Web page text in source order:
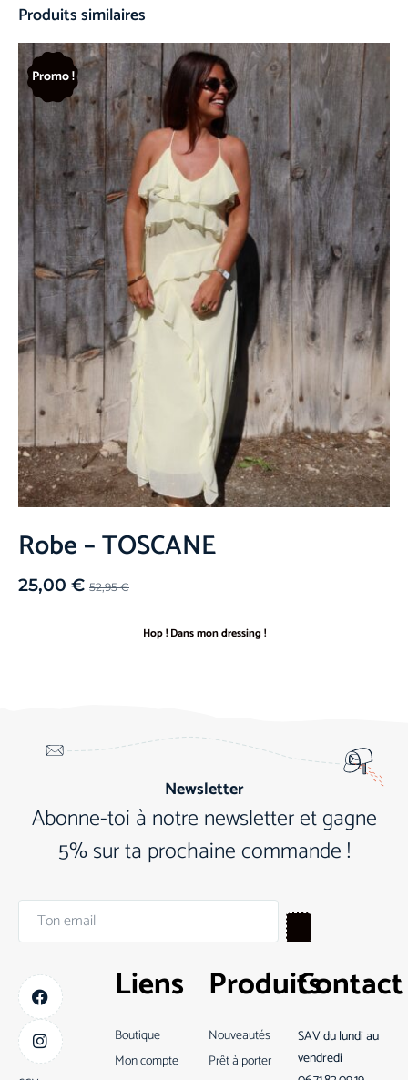
Produits similaires
Promo !
Robe – TOSCANE
52,95€
25,00 €
Hop ! Dans mon dressing !
Newsletter
Abonne-toi à notre newsletter et gagne
5% sur ta prochaine commande !
Liens
Boutique
Mon compte
Produits
Nouveautés
Prêt à porter
Contact
SAV du lundi au
vendredi